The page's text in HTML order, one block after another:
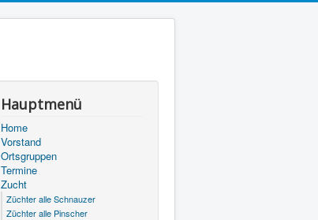
Hauptmenü
Home
Vorstand
Ortsgruppen
Termine
Zucht
Züchter alle Schnauzer
Züchter alle Pinscher